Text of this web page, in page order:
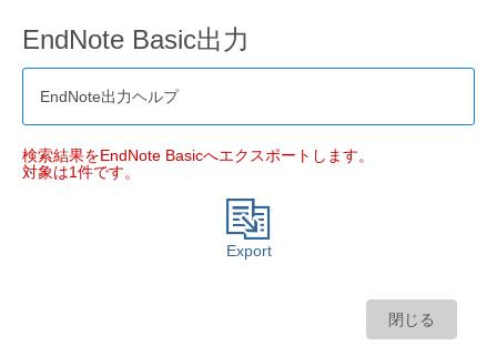
EndNote Basic出力
EndNote出力ヘルプ
検索結果をEndNote Basicへエクスポートします。
対象は1件です。
Export